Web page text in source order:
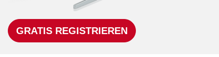
GRATIS REGISTRIEREN